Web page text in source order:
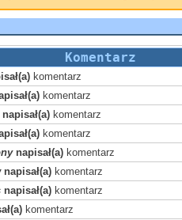
Komentarz
komentarz
komentarz
napisał(a) komentarz
komentarz
napisał(a) komentarz
napisał(a) komentarz
napisał(a) komentarz
komentarz